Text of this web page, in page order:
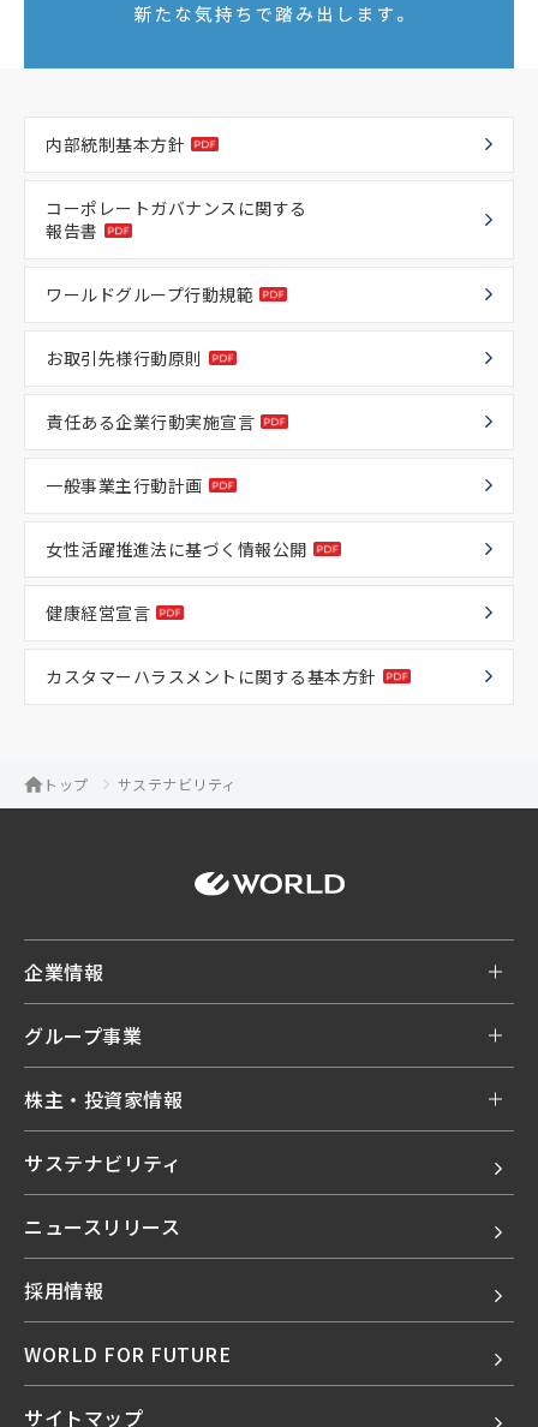
内部統制基本方針
コーポレートガバナンスに関する
報告書
ワールドグループ行動規範
お取引先様行動原則
責任ある企業行動実施宣言
一般事業主行動計画
女性活躍推進法に基づく情報公開
健康経営宣言
カスタマーハラスメントに関する基本方針
トップ サステナビリティ
企業情報
グループ事業
株主・投資家情報
サステナビリティ
ニュースリリース
採用情報
WORLD FOR FUTURE
サイトマップ